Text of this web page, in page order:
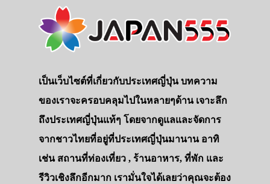
เป็นเว็บไซต์ที่เกี่ยวกับประเทศญี่ปุ่น บทความ
ของเราจะครอบคลุมไปในหลายๆด้าน เจาะลึก
ถึงประเทศญี่ปุ่นแท้ๆ โดยจากดูแลและจัดการ
จากชาวไทยที่อยู่ที่ประเทศญี่ปุ่นมานาน อาทิ
เช่น สถานที่ท่องเที่ยว , ร้านอาหาร, ที่พัก และ
รีวิวเชิงลึกอีกมาก เรามั่นใจได้เลยว่าคุณจะต้อง